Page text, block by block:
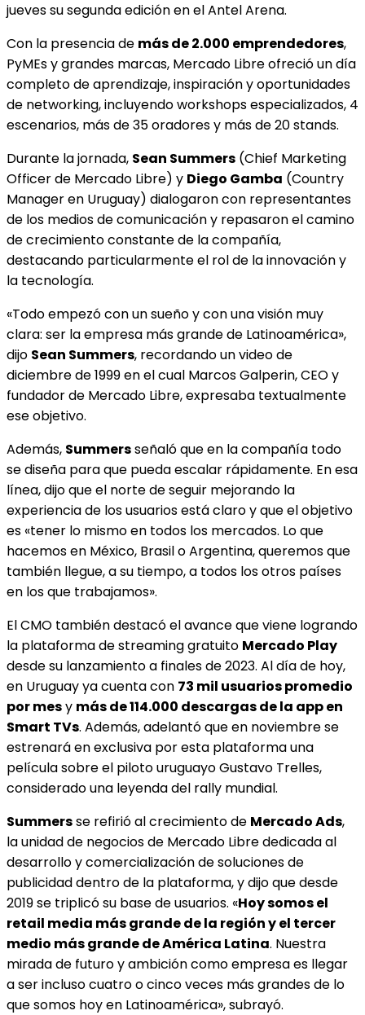
jueves su segunda edición en el Antel Arena.
Con la presencia de más de 2.000 emprendedores,
PyMEs y grandes marcas, Mercado Libre ofreció un día
completo de aprendizaje, inspiración y oportunidades
de networking, incluyendo workshops especializados, 4
escenarios, más de 35 oradores y más de 20 stands.
Durante la jornada, Sean Summers (Chief Marketing
Officer de Mercado Libre) y Diego Gamba (Country
Manager en Uruguay) dialogaron con representantes
de los medios de comunicación y repasaron el camino
de crecimiento constante de la compañía,
destacando particularmente el rol de la innovación y
la tecnología.
«Todo empezó con un sueño y con una visión muy
clara: ser la empresa más grande de Latinoamérica»,
dijo Sean Summers, recordando un video de
diciembre de 1999 en el cual Marcos Galperin, CEO y
fundador de Mercado Libre, expresaba textualmente
ese objetivo.
Además, Summersseñaló que en la compañía todo
se diseña para que pueda escalar rápidamente. En esa
línea, dijo que el norte de seguir mejorando la
experiencia de los usuarios está claro y que el objetivo
es «tener lo mismo en todos los mercados. Lo que
hacemos en México, Brasil o Argentina, queremos que
también llegue, a su tiempo, a todos los otros países
en los que trabajamos».
El CMO también destacó el avance que viene logrando
la plataforma de streaming gratuito Mercado Play
desde su lanzamiento a finales de 2023. Al día de hoy,
en Uruguay ya cuenta con 73 mil usuarios promedio
por mesy más de 114.000 descargas de la app en
Smart TVs. Además, adelantó que en noviembre se
estrenará en exclusiva por esta plataforma una
película sobre el piloto uruguayo Gustavo Trelles,
considerado una leyenda del rally mundial.
Summersse refirió al crecimiento de Mercado Ads,
la unidad de negocios de Mercado Libre dedicada al
desarrollo y comercialización de soluciones de
publicidad dentro de la plataforma, y dijo que desde
2019 se triplicó su base de usuarios. «Hoy somos el
retail media más grande de la región y el tercer
medio más grande de América Latina. Nuestra
mirada de futuro y ambición como empresa es llegar
a ser incluso cuatro o cinco veces más grandes de lo
que somos hoy en Latinoamérica», subrayó.